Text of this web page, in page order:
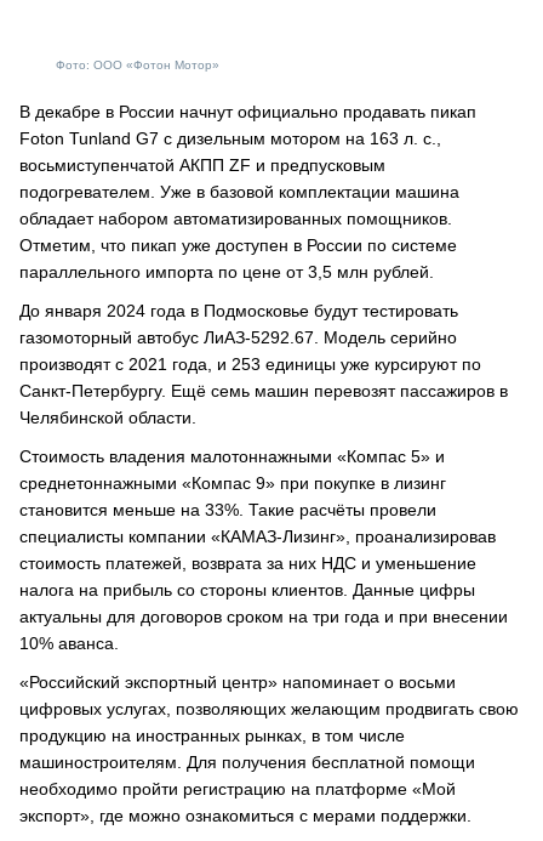
Фото: ООО «Фотон Мотор»
В декабре в России начнут официально продавать пикап
Foton Tunland G7 с дизельным мотором на 163 л. с.,
восьмиступенчатой АКПП ZF и предпусковым
подогревателем. Уже в базовой комплектации машина
обладает набором автоматизированных помощников.
Отметим, что пикап уже доступен в России по системе
параллельного импорта по цене от 3,5 млн рублей.
До января 2024 года в Подмосковье будут тестировать
газомоторный автобус ЛиАЗ-5292.67. Модель серийно
производят с 2021 года, и 253 единицы уже курсируют по
Санкт-Петербургу. Ещё семь машин перевозят пассажиров в
Челябинской области.
Стоимость владения малотоннажными «Компас 5» и
среднетоннажными «Компас 9» при покупке в лизинг
становится меньше на 33%. Такие расчёты провели
специалисты компании «КАМАЗ-Лизинг», проанализировав
стоимость платежей, возврата за них НДС и уменьшение
налога на прибыль со стороны клиентов. Данные цифры
актуальны для договоров сроком на три года и при внесении
10% аванса.
«Российский экспортный центр» напоминает о восьми
цифровых услугах, позволяющих желающим продвигать свою
продукцию на иностранных рынках, в том числе
машиностроителям. Для получения бесплатной помощи
необходимо пройти регистрацию на платформе «Мой
экспорт», где можно ознакомиться с мерами поддержки.